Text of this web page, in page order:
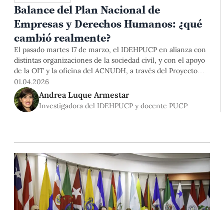
Balance del Plan Nacional de
Empresas y Derechos Humanos: ¿qué
cambió realmente?
El pasado martes 17 de marzo, el IDEHPUCP en alianza con
distintas organizaciones de la sociedad civil, y con el apoyo
de la OIT y la oficina del ACNUDH, a través del Proyecto
Conducta Empresarial Responsable en América Latina y El
Caribe, presentó el informe «Del compromiso al resultado.
Evaluación de la implementación del Plan
01.04.2026
Andrea Luque Armestar
Investigadora del IDEHPUCP y docente PUCP